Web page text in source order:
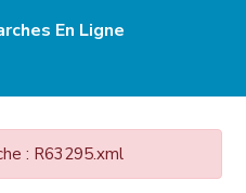
En Ligne
: R63295.xml